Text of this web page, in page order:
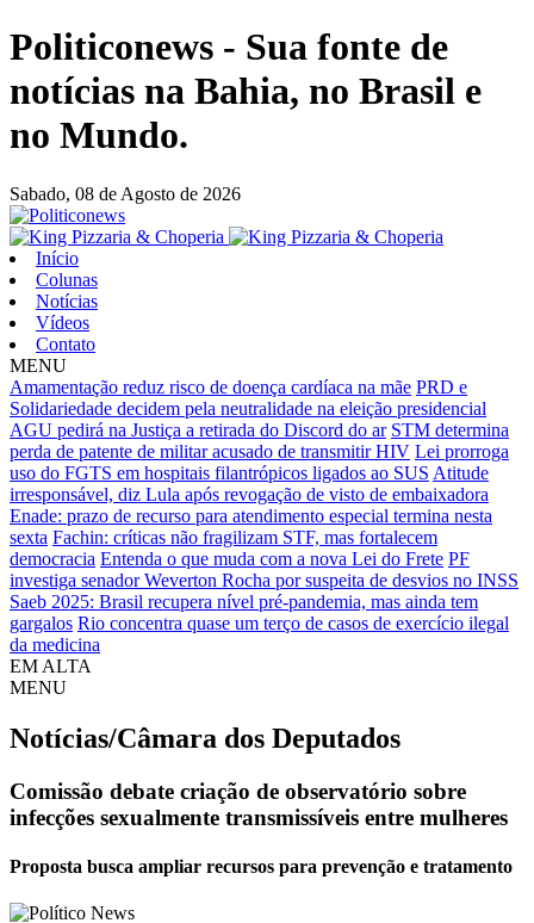
Politiconews - Sua fonte de
notícias na Bahia, no Brasil e
no Mundo.
Sabado, 08 de Agosto de 2026
Início
Colunas
Notícias
Vídeos
Contato
MENU
Amamentação reduz risco de doença cardíaca na mãe PRD e
Solidariedade decidem pela neutralidade na eleição presidencial
AGU pedirá na Justiça a retirada do Discord do ar STM determina
perda de patente de militar acusado de transmitir HIV Lei prorroga
uso do FGTS em hospitais filantrópicos ligados ao SUS Atitude
irresponsável, diz Lula após revogação de visto de embaixadora
Enade: prazo de recurso para atendimento especial termina nesta
sexta Fachin: críticas não fragilizam STF, mas fortalecem
democracia Entenda o que muda com a nova Lei do Frete PF
investiga senador Weverton Rocha por suspeita de desvios no INSS
Saeb 2025: Brasil recupera nível pré-pandemia, mas ainda tem
gargalos Rio concentra quase um terço de casos de exercício ilegal
da medicina
EM ALTA
MENU
Notícias/Câmara dos Deputados
Comissão debate criação de observatório sobre
infecções sexualmente transmissíveis entre mulheres
Proposta busca ampliar recursos para prevenção e tratamento